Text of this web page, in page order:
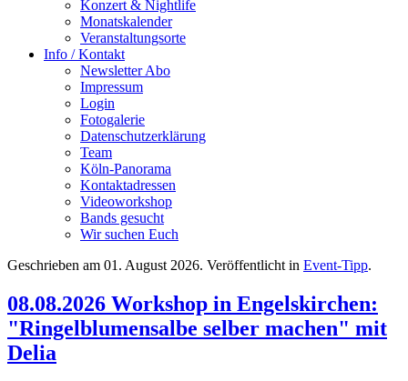
Konzert & Nightlife
Monatskalender
Veranstaltungsorte
Info / Kontakt
Newsletter Abo
Impressum
Login
Fotogalerie
Datenschutzerklärung
Team
Köln-Panorama
Kontaktadressen
Videoworkshop
Bands gesucht
Wir suchen Euch
Geschrieben am 01. August 2026. Veröffentlicht in Event-Tipp.
08.08.2026 Workshop in Engelskirchen:
"Ringelblumensalbe selber machen" mit
Delia